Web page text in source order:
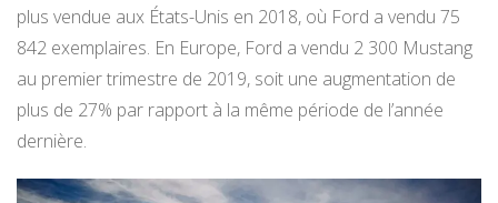
plus vendue aux États-Unis en 2018, où Ford a vendu 75
842 exemplaires. En Europe, Ford a vendu 2 300 Mustang
au premier trimestre de 2019, soit une augmentation de
plus de 27% par rapport à la même période de l’année
dernière.